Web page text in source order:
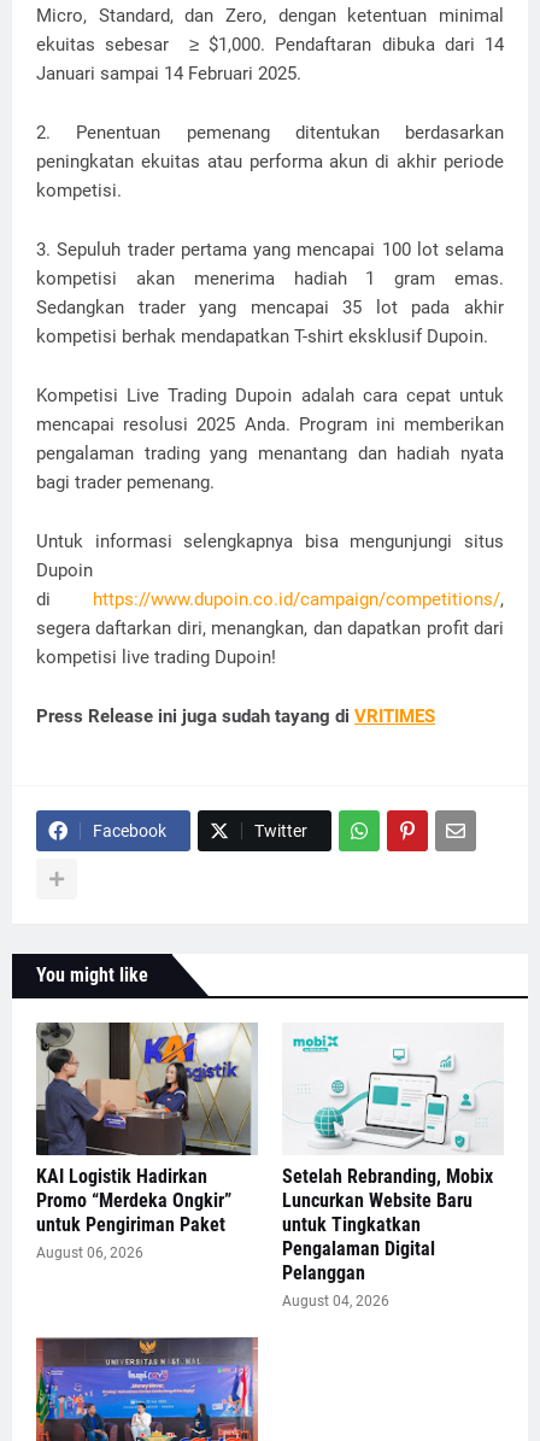
Micro, Standard, dan Zero, dengan ketentuan minimal
ekuitas sebesar ≥ $1,000. Pendaftaran dibuka dari 14
Januari sampai 14 Februari 2025.
2. Penentuan pemenang ditentukan berdasarkan
peningkatan ekuitas atau performa akun di akhir periode
kompetisi.
3. Sepuluh trader pertama yang mencapai 100 lot selama
kompetisi akan menerima hadiah 1 gram emas.
Sedangkan trader yang mencapai 35 lot pada akhir
kompetisi berhak mendapatkan T-shirt eksklusif Dupoin.
Kompetisi Live Trading Dupoin adalah cara cepat untuk
mencapai resolusi 2025 Anda. Program ini memberikan
pengalaman trading yang menantang dan hadiah nyata
bagi trader pemenang.
Untuk informasi selengkapnya bisa mengunjungi situs
Dupoin
di https://www.dupoin.co.id/campaign/competitions/,
segera daftarkan diri, menangkan, dan dapatkan profit dari
kompetisi live trading Dupoin!
Press Release ini juga sudah tayang di VRITIMES
Facebook Twitter
You might like
KAI Logistik Hadirkan
Promo “Merdeka Ongkir”
untuk Pengiriman Paket
August 06, 2026
Setelah Rebranding, Mobix
Luncurkan Website Baru
untuk Tingkatkan
Pengalaman Digital
Pelanggan
August 04, 2026